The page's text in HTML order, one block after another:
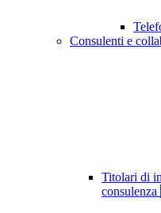
Consulenti e
Titolari di
consulenza